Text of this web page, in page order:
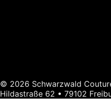
© 2026 Schwarzwald
Hildastraße 62 • 79102